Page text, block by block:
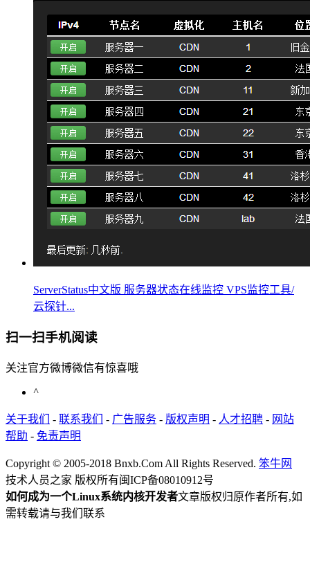
ServerStatus中文版 服务器状态在线监控 VPS监控工具/
云探针...
扫一扫手机阅读
关注官方微博微信有惊喜哦
^
关于我们 - 联系我们 - 广告服务 - 版权声明 - 人才招聘 - 网站
帮助 - 免责声明
Copyright © 2005-2018 Bnxb.Com All Rights Reserved. 笨牛网
技术人员之家 版权所有闽ICP备08010912号
如何成为一个Linux系统内核开发者文章版权归原作者所有,如
需转载请与我们联系